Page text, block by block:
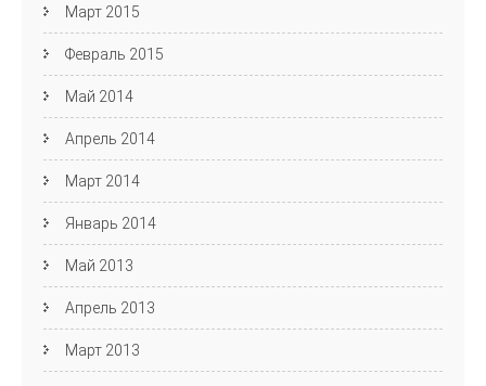
Март 2015
Февраль 2015
Май 2014
Апрель 2014
Март 2014
Январь 2014
Май 2013
Апрель 2013
Март 2013